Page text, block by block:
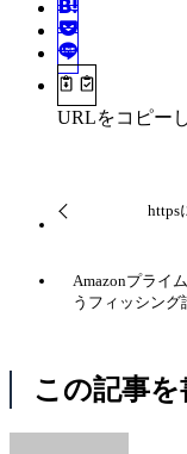
URLをコピー
https
Amazonプライ
うフィッシング
この記事を